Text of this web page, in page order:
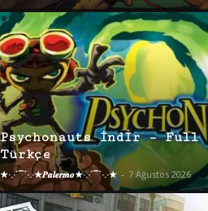
Psychonauts İndir – Full
Türkçe
★·.·´¯`·.·★𝑷𝒂𝒍𝒆𝒓𝒎𝒐★·.·´¯`·.·★ - 7 Ağustos 2026